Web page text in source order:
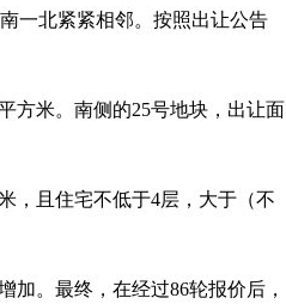
一北紧紧相邻。按照出让公告
方米。南侧的25号地块，出让面
，且住宅不低于4层，大于（不
。最终，在经过86轮报价后，